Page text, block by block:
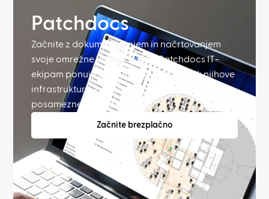
Patchdocs
Začnite z dokumentiranjem in načrtovanjem
svoje omrežne infrastrukture. Patchdocs IT-
ekipam ponuja popoln digitalni dvojnik njihove
infrastrukture – od stavbe vse do
posameznega vmesnika.
Začnite brezplačno